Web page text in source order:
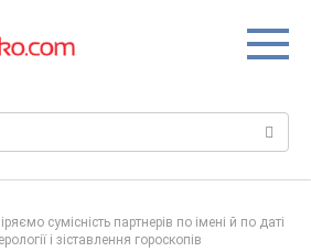
сумісність партнерів по імені й по даті
і зіставлення гороскопів